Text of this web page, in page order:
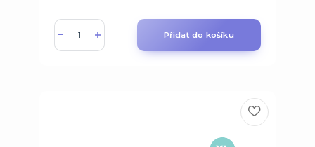
Přidat do košíku